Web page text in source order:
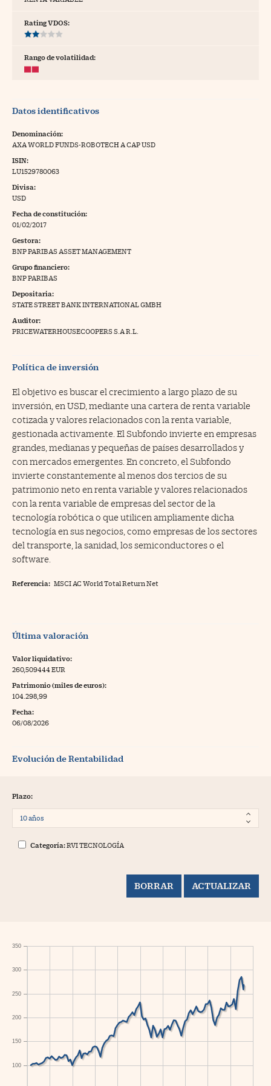
Pyme
a Cinco Días
Rating VDOS:
Rango de volatilidad:
Datos identificativos
Denominación:
AXA WORLD FUNDS-ROBOTECH A CAP USD
ISIN:
LU1529780063
Divisa:
USD
Fecha de constitución:
01/02/2017
Gestora:
BNP PARIBAS ASSET MANAGEMENT
Grupo financiero:
BNP PARIBAS
Depositaria:
STATE STREET BANK INTERNATIONAL GMBH
Auditor:
PRICEWATERHOUSECOOPERS S.A R.L.
Política de inversión
El objetivo es buscar el crecimiento a largo plazo de su
inversión, en USD, mediante una cartera de renta variable
cotizada y valores relacionados con la renta variable,
gestionada activamente. El Subfondo invierte en empresas
grandes, medianas y pequeñas de países desarrollados y
con mercados emergentes. En concreto, el Subfondo
invierte constantemente al menos dos tercios de su
patrimonio neto en renta variable y valores relacionados
con la renta variable de empresas del sector de la
tecnología robótica o que utilicen ampliamente dicha
tecnología en sus negocios, como empresas de los sectores
del transporte, la sanidad, los semiconductores o el
software.
Referencia: MSCI AC World Total Return Net
Última valoración
Valor liquidativo:
260,509444 EUR
Patrimonio (miles de euros):
104.298,99
Fecha:
06/08/2026
Evolución de Rentabilidad
Plazo:
Categoría:RVI TECNOLOGÍA
100
150
200
250
300
350